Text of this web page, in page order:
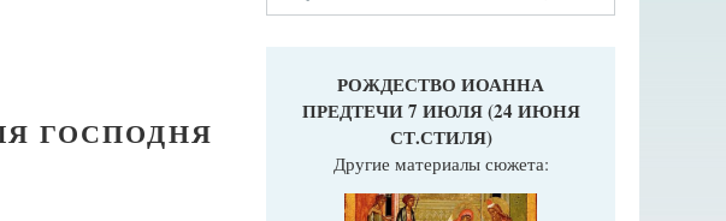
ГОСПОДНЯ
РОЖДЕСТВО ИОАННА
ПРЕДТЕЧИ 7 ИЮЛЯ (24 ИЮНЯ
СТ.СТИЛЯ)
Другие материалы сюжета: